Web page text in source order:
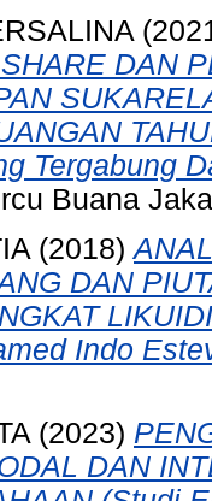
DAN
Tergabung
Buana
(2018)
DAN
Indo
(2023)
DAN